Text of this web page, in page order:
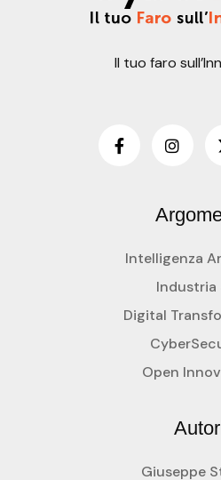
Il tuo faro
Intelligenza
Industria
Digital
Open
Giuseppe